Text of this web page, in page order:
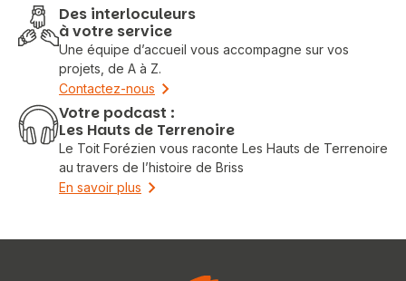
Des interloculeurs
à votre service
Une équipe d’accueil vous accompagne sur vos
projets, de A à Z.
Contactez-nous
Votre podcast :
Les Hauts de Terrenoire
Le Toit Forézien vous raconte Les Hauts de Terrenoire
au travers de l’histoire de Briss
En savoir plus